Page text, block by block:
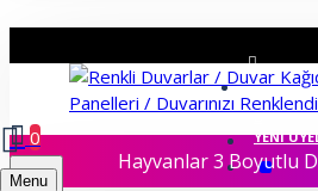
ÜYE GIRIŞI
YENI
Menu
0
Hayvanlar 3 Boyutlu